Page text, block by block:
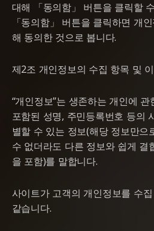
대해 「동의함」 버튼을 클릭할
「동의함」 버튼을 클릭하면 개
해 동의한 것으로 봅니다.
제2조 개인정보의 수집 항목 및
“개인정보”는 생존하는 개인에
포함된 성명, 주민등록번호 등의
별할 수 있는 정보(해당 정보만
수 없더라도 다른 정보와 쉽게 결
을 포함)를 말합니다.
사이트가 고객의 개인정보를 수
같습니다.